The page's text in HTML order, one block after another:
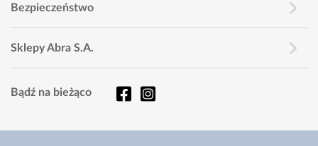
Bezpieczeństwo
Sklepy Abra S.A.
Bądź na bieżąco